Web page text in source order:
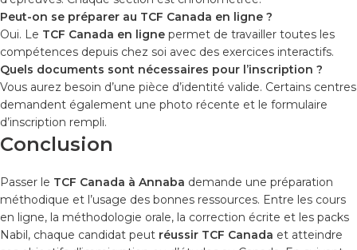
Peut-on se préparer au TCF Canada en ligne ?
Oui. Le TCF Canada en ligne permet de travailler toutes les
compétences depuis chez soi avec des exercices interactifs.
Quels documents sont nécessaires pour l’inscription ?
Vous aurez besoin d’une pièce d’identité valide. Certains centres
demandent également une photo récente et le formulaire
d’inscription rempli.
Conclusion
Passer le TCF Canada à Annaba demande une préparation
méthodique et l’usage des bonnes ressources. Entre les cours
en ligne, la méthodologie orale, la correction écrite et les packs
Nabil, chaque candidat peut réussir TCF Canada et atteindre